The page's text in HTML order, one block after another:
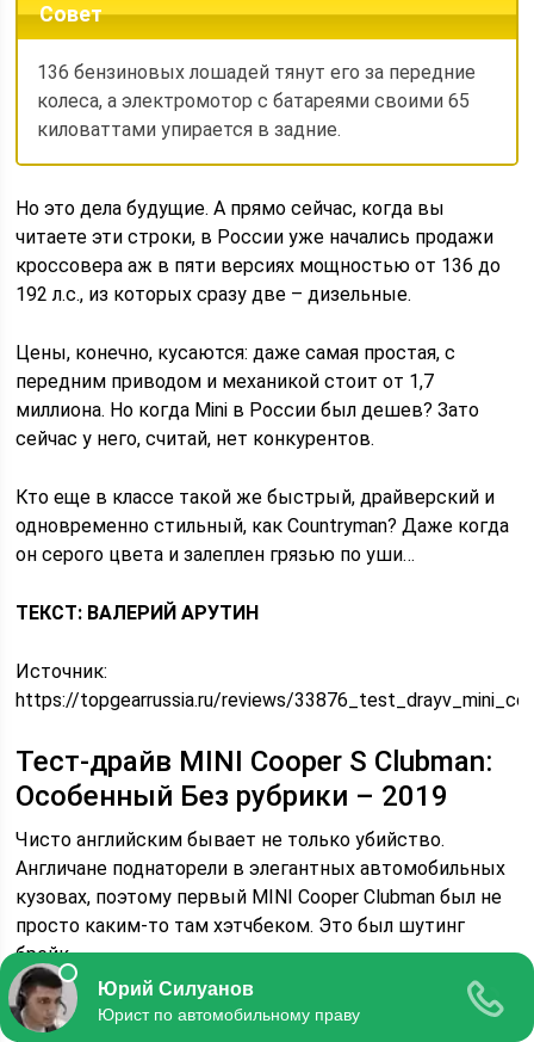
Совет
136 бензиновых лошадей тянут его за передние
колеса, а электромотор с батареями своими 65
киловаттами упирается в задние.
Но это дела будущие. А прямо сейчас, когда вы
читаете эти строки, в России уже начались продажи
кроссовера аж в пяти версиях мощностью от 136 до
192 л.с., из которых сразу две – дизельные.
Цены, конечно, ку­саются: даже самая простая, с
передним приводом и механикой стоит от 1,7
миллиона. Но когда Mini в России был дешев? Зато
сейчас у него, считай, нет конкурентов.
Кто еще в классе такой же быстрый, драйверский и
одновременно стильный, как Countryman? Даже когда
он серого цвета и залеплен грязью по уши…
ТЕКСТ: ВАЛЕРИЙ АРУТИН
Источник:
https://topgearrussia.ru/reviews/
Тест-драйв MINI Cooper S Clubman:
Особенный Без рубрики – 2019
Чисто английским бывает не только убийство.
Англичане поднаторели в элегантных автомобильных
кузовах, поэтому первый MINI Cooper Clubman был не
просто каким-то там хэтчбеком. Это был шутинг
брейк.
Двухдверный универсал с длиннющим багажным